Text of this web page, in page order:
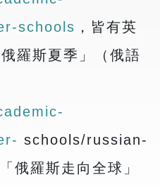
schools ，皆有英
羅斯夏季」（俄語
schools/russian-
俄羅斯走向全球」